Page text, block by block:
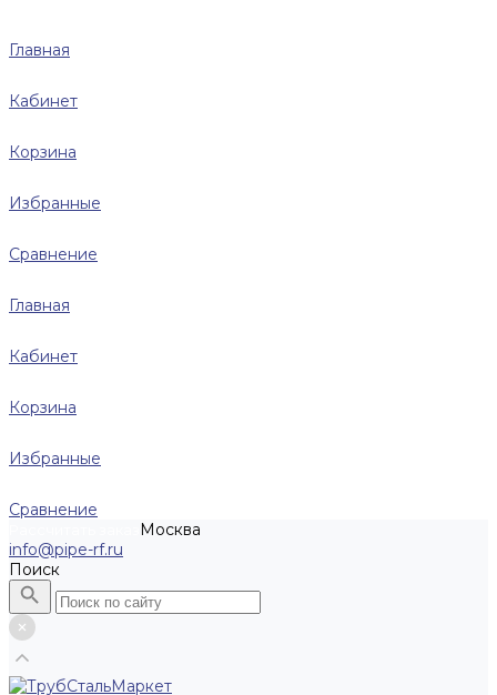
Главная
Кабинет
Корзина
Избранные
Сравнение
Главная
Кабинет
Корзина
Избранные
Сравнение
Москва
info@pipe-rf.ru
Поиск